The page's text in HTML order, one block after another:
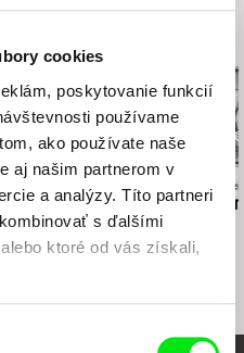
cookies
poskytovanie funkcií
používame
ako používate naše
aj našim partnerom v
a analýzy. Títo partneri
s ďalšími
ktoré od vás získali,
u lesa
Anastasiia
Zomrela